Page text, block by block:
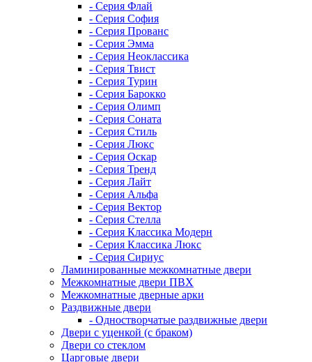
- Серия Флай
- Серия София
- Серия Прованс
- Серия Эмма
- Серия Неоклассика
- Серия Твист
- Серия Турин
- Серия Барокко
- Серия Олимп
- Серия Соната
- Серия Стиль
- Серия Люкс
- Серия Оскар
- Серия Тренд
- Серия Лайт
- Серия Альфа
- Серия Вектор
- Серия Стелла
- Серия Классика Модерн
- Серия Классика Люкс
- Серия Сириус
Ламинированные межкомнатные двери
Межкомнатные двери ПВХ
Межкомнатные дверные арки
Раздвижные двери
- Одностворчатые раздвижные двери
Двери с уценкой (с браком)
Двери со стеклом
Царговые двери